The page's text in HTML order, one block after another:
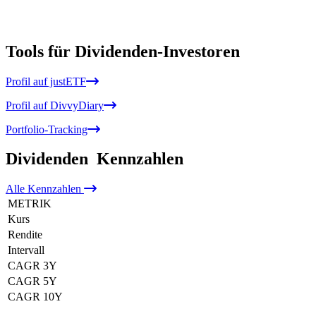
Tools für Dividenden-Investoren
Profil auf justETF
Profil auf DivvyDiary
Portfolio-Tracking
Dividenden Kennzahlen
Alle Kennzahlen
METRIK
Kurs
Rendite
Intervall
CAGR 3Y
CAGR 5Y
CAGR 10Y